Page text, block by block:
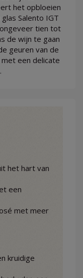
het opbloeien
Salento IGT
tien tot
de wijn te gaan
geuren van de
een delicate
het hart van
een
met meer
kruidige